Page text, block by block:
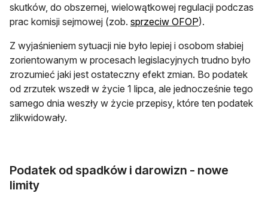
skutków, do obszernej, wielowątkowej regulacji podczas
prac komisji sejmowej (zob. sprzeciw OFOP).
Z wyjaśnieniem sytuacji nie było lepiej i osobom słabiej
zorientowanym w procesach legislacyjnych trudno było
zrozumieć jaki jest ostateczny efekt zmian. Bo podatek
od zrzutek wszedł w życie 1 lipca, ale jednocześnie tego
samego dnia weszły w życie przepisy, które ten podatek
zlikwidowały.
Podatek od spadków i darowizn - nowe
limity